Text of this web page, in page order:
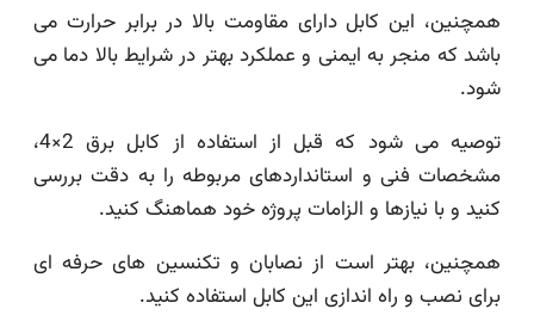
همچنین، این کابل دارای مقاومت بالا در برابر حرارت می
باشد که منجر به ایمنی و عملکرد بهتر در شرایط بالا دما می
شود.
توصیه می شود که قبل از استفاده از کابل برق 2×4،
مشخصات فنی و استانداردهای مربوطه را به دقت بررسی
کنید و با نیازها و الزامات پروژه خود هماهنگ کنید.
همچنین، بهتر است از نصابان و تکنسین های حرفه ای
برای نصب و راه اندازی این کابل استفاده کنید.